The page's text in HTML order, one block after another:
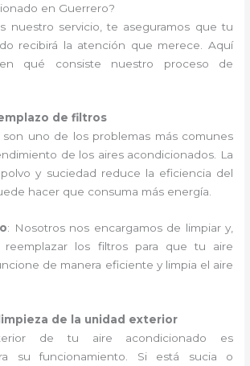
en Guerrero?
nuestro servicio, te aseguramos que tu
recibirá la atención que merece. Aquí
qué consiste nuestro proceso de
de filtros
son uno de los problemas más comunes
de los aires acondicionados. La
y suciedad reduce la eficiencia del
hacer que consuma más energía.
: Nosotros nos encargamos de limpiar y,
reemplazar los filtros para que tu aire
de manera eficiente y limpia el aire
de la unidad exterior
de tu aire acondicionado es
su funcionamiento. Si está sucia o